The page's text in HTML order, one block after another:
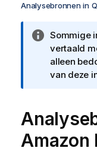
Analysebronnen in
Sommige
vertaald
alleen
van deze
Amazon